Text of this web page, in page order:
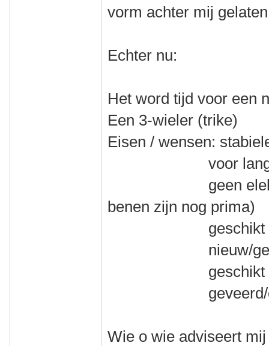
vorm achter mij
Echter nu:
Het word tijd voor een
Een 3-wieler (trike)
Eisen / wensen:
voor lange
geen
benen zijn nog prima)
geschikt voor
nieuw/
geschikt voor
geveerd/
Wie o wie adviseert